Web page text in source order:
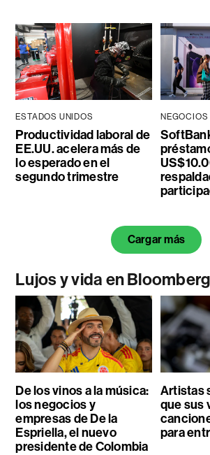
ESTADOS UNIDOS
Productividad laboral de
EE.UU. acelera más de
lo esperado en el
segundo trimestre
NEGOCIOS
Cargar más
Lujos y vida en
De los vinos a la música:
los negocios y
empresas de De la
Espriella, el nuevo
presidente de Colombia
Artistas
que sus
para